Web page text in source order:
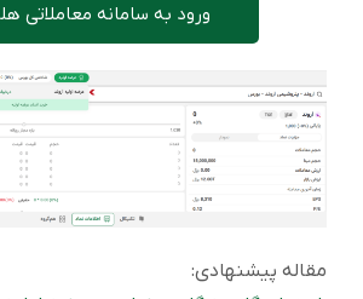
ورود به سامانه معاملاتی
مقاله پیشنهادی: